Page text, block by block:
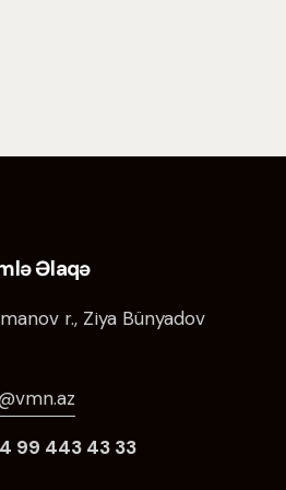
Əlaqə
r., Ziya Bünyadov
99 443 43 33